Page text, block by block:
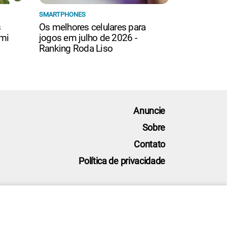
SMARTPHONES
Os melhores celulares para
jogos em julho de 2026 -
Ranking Roda Liso
Anuncie
Sobre
Contato
Política de privacidade